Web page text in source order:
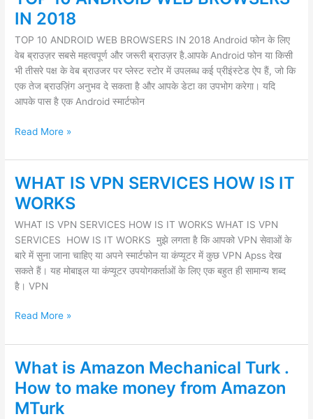
IN 2018
TOP 10 ANDROID WEB BROWSERS IN 2018 Android फोन के लिए
वेब ब्राउज़र सबसे महत्वपूर्ण और जरूरी ब्राउज़र है.आपके Android फोन या किसी
भी तीसरे पक्ष के वेब ब्राउजर पर प्लेस्ट स्टोर में उपलब्ध कई प्रीइंस्टेड ऐप हैं, जो कि
एक तेज ब्राउज़िंग अनुभव दे सकता है और आपके डेटा का उपभोग करेगा। यदि
आपके पास है एक Android स्मार्टफोन
10
ANDROID
WEB
BROWSERS
IN
2018
Read More »
WHAT IS VPN SERVICES HOW IS IT
WORKS
WHAT IS VPN SERVICES HOW IS IT WORKS WHAT IS VPN
SERVICES HOW IS IT WORKS मुझे लगता है कि आपको VPN सेवाओं के
बारे में सुना जाना चाहिए या अपने स्मार्टफोन या कंप्यूटर में कुछ VPN Apss देख
सकते हैं। यह मोबाइल या कंप्यूटर उपयोगकर्ताओं के लिए एक बहुत ही सामान्य शब्द
है। VPN
WHAT
IS
VPN
SERVICES
HOW
IS
IT
WORKS
Read More »
What is Amazon Mechanical Turk .
How to make money from Amazon
MTurk
What
is
Amazon
Mechanical